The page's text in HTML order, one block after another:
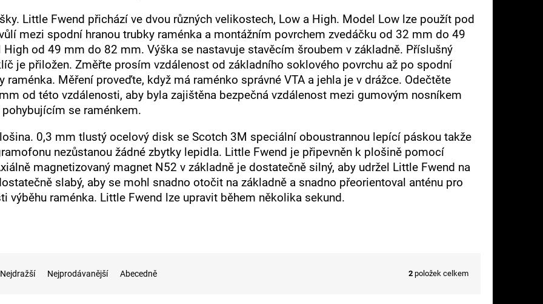
Little Fwend přichází ve dvou různých velikostech, Low a High. Model Low lze použít pod
mezi spodní hranou trubky raménka a montážním povrchem zvedáčku od 32 mm do 49
od 49 mm do 82 mm. Výška se nastavuje stavěcím šroubem v základně. Příslušný
je přiložen. Změřte prosím vzdálenost od základního soklového povrchu až po spodní
raménka. Měření proveďte, když má raménko správné VTA a jehla je v drážce. Odečtěte
od této vzdálenosti, aby byla zajištěna bezpečná vzdálenost mezi gumovým nosníkem
pohybujícím se raménkem.
0,3 mm tlustý ocelový disk se Scotch 3M speciální oboustrannou lepící páskou takže
nezůstanou žádné zbytky lepidla. Little Fwend je připevněn k plošině pomocí
magnetizovaný magnet N52 v základně je dostatečně silný, aby udržel Little Fwend na
slabý, aby se mohl snadno otočit na základně a snadno přeorientoval anténu pro
výběhu raménka. Little Fwend lze upravit během několika sekund.
Nejdražší Nejprodávanější Abecedně 2 položek celkem